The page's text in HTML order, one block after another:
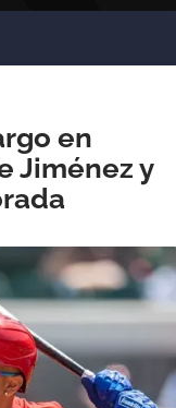
en
Jiménez y